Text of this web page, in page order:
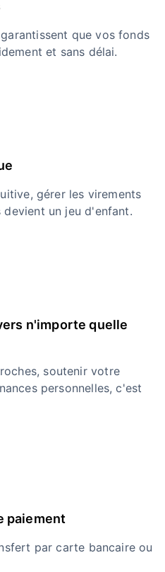
que vos fonds
et sans délai.
gérer les virements
un jeu d'enfant.
n'importe quelle
soutenir votre
personnelles, c'est
paiement
par carte bancaire ou